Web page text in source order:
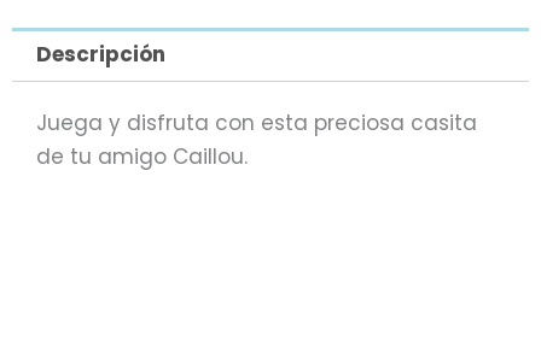
Descripción
Juega y disfruta con esta preciosa casita
de tu amigo Caillou.